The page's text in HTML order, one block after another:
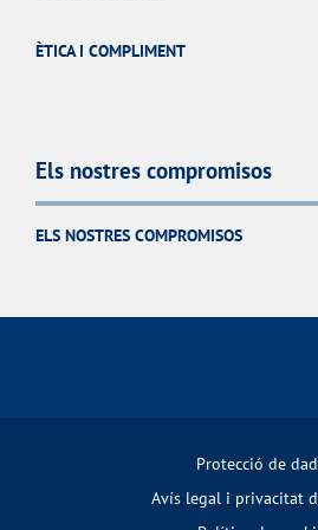
ÈTICA I COMPLIMENT
Els nostres compromisos
ELS NOSTRES COMPROMISOS
Protecció de
Avís legal i privacitat